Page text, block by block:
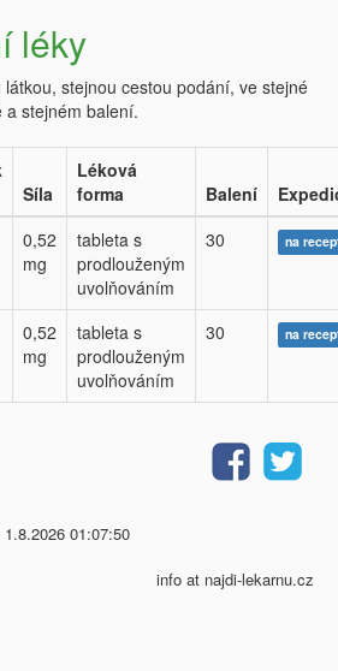
léky
stejnou cestou podání, ve stejné
stejném balení.
Síla
Léková
forma
Balení
0,52
mg
tableta s
prodlouženým
uvolňováním
30 na
0,52
mg
tableta s
prodlouženým
uvolňováním
30 na
01:07:50
info at najdi-lekarnu.cz